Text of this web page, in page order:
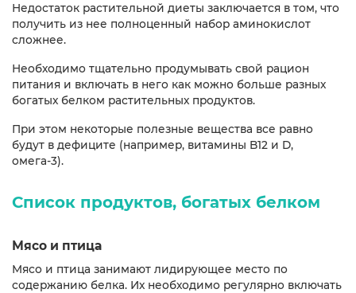
Недостаток растительной диеты заключается в том, что
получить из нее полноценный набор аминокислот
сложнее.
Необходимо тщательно продумывать свой рацион
питания и включать в него как можно больше разных
богатых белком растительных продуктов.
При этом некоторые полезные вещества все равно
будут в дефиците (например, витамины B12 и D,
омега-3).
Список продуктов, богатых белком
Мясо и птица
Мясо и птица занимают лидирующее место по
содержанию белка. Их необходимо регулярно включать